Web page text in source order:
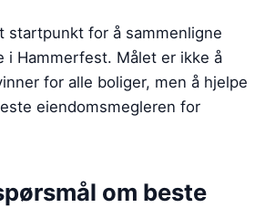
startpunkt for å sammenligne
i Hammerfest. Målet er ikke å
for alle boliger, men å hjelpe
eiendomsmegleren for
om beste